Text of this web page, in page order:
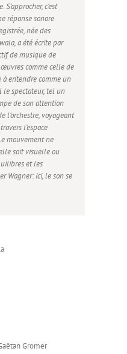
c’est
réponse sonore
née des
a été écrite par
de musique de
comme celle de
à entendre comme un
le spectateur, tel un
de son attention
l’orchestre, voyageant
l’espace
mouvement ne
soit visuelle ou
et les
Wagner: ici, le son se
Gromer